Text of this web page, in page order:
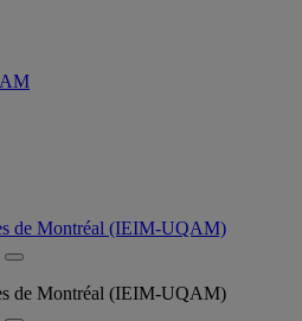
de Montréal (IEIM-UQAM)
de Montréal (IEIM-UQAM)